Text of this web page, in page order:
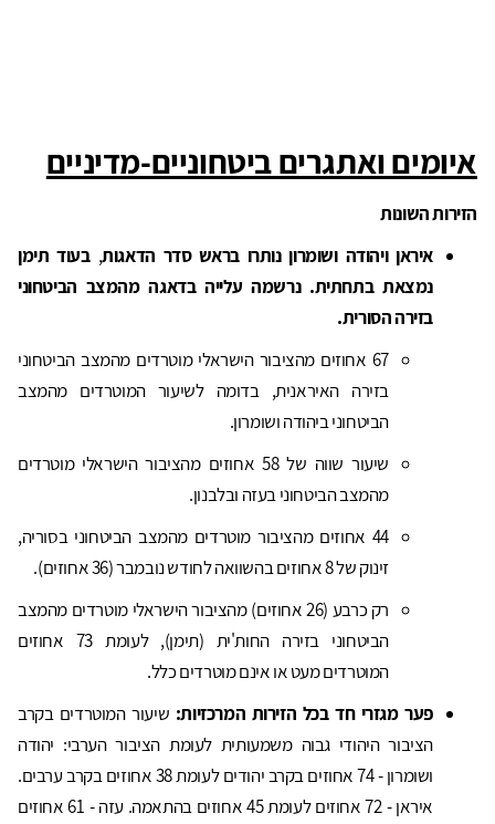
איומים ואתגרים ביטחוניים-מדיניים
הזירות השונות
איראן ויהודה ושומרון נותרו בראש סדר הדאגות,בעוד תימן
נמצאת בתחתית. נרשמה עלייה בדאגה מהמצב הביטחוני
בזירה הסורית.
67 אחוזים מהציבור הישראלי מוטרדים מהמצב הביטחוני
בזירה האיראנית, בדומה לשיעור המוטרדים מהמצב
הביטחוני ביהודה ושומרון.
שיעור שווה של 58 אחוזים מהציבור הישראלי מוטרדים
מהמצב הביטחוני בעזה ובלבנון.
44 אחוזים מהציבור מוטרדים מהמצב הביטחוני בסוריה,
זינוק של 8 אחוזים בהשוואה לחודש נובמבר (36 אחוזים).
רק כרבע (26 אחוזים) מהציבור הישראלי מוטרדים מהמצב
הביטחוני בזירה החות'ית (תימן), לעומת 73 אחוזים
המוטרדים מעט או אינם מוטרדים כלל.
פער מגזרי חד בכל הזירות המרכזיות: שיעור המוטרדים בקרב
הציבור היהודי גבוה משמעותית לעומת הציבור הערבי: יהודה
ושומרון - 74 אחוזים בקרב יהודים לעומת 38 אחוזים בקרב ערבים.
איראן - 72 אחוזים לעומת 45 אחוזים בהתאמה. עזה - 61 אחוזים